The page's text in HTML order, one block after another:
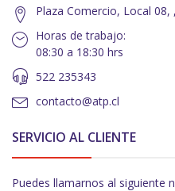
Plaza Comercio, Local
Horas de trabajo:
08:30 a 18:30 hrs
522 235343
contacto@atp.cl
SERVICIO AL CLIENTE
Puedes llamarnos al siguiente